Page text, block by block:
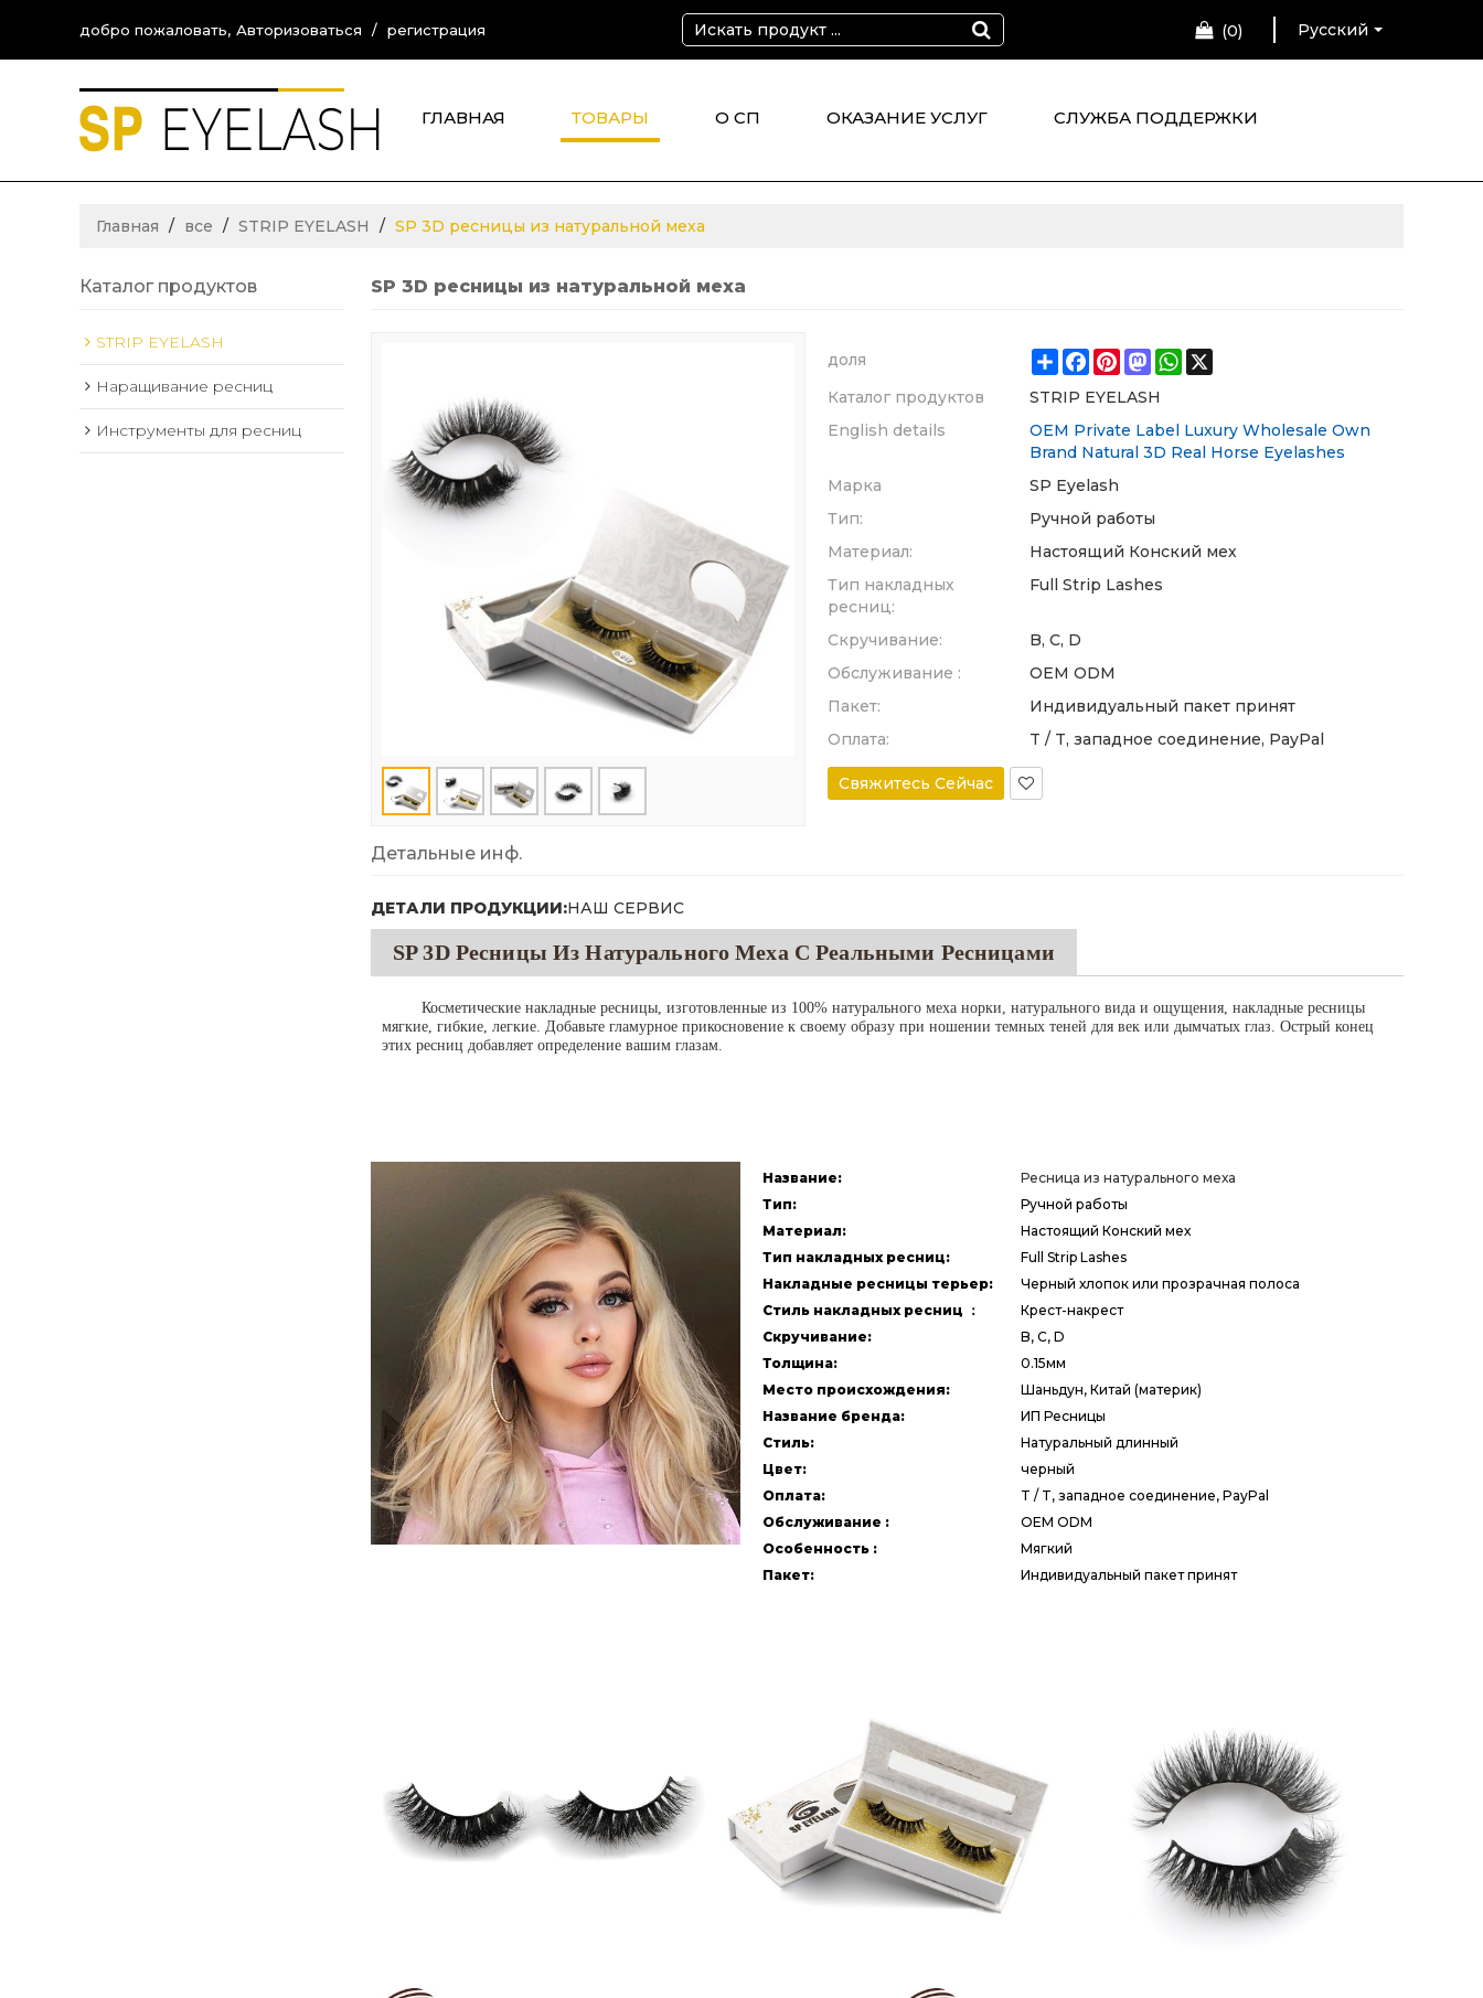
добро пожаловать, Авторизоваться / регистрация 0 Русский
ГЛАВНАЯ ТОВАРЫ О СП ОКАЗАНИЕ УСЛУГ СЛУЖБА ПОДДЕРЖКИ
Главная / все / STRIP EYELASH / SP 3D ресницы из натуральной меха
Каталог продуктов
STRIP EYELASH
Наращивание ресниц
Инструменты для ресниц
SP 3D ресницы из натуральной меха
доля ShareFacebook
Pinterest
Mastodon
WhatsApp
X
Каталог продуктов
STRIP EYELASH
English details
OEM Private Label Luxury Wholesale Own
Brand Natural 3D Real Horse Eyelashes
Марка
SP Eyelash
Тип:
Ручной работы
Материал:
Настоящий Конский мех
Тип накладных
ресниц:
Full Strip Lashes
Скручивание:
B, C, D
Обслуживание :
OEM ODM
Пакет:
Индивидуальный пакет принят
Оплата:
T / T, западное соединение, PayPal
Свяжитесь Сейчас
Детальные инф.
ДЕТАЛИ ПРОДУКЦИИ:НАШ СЕРВИС
SP 3D Ресницы Из Натурального Меха С Реальными Ресницами
Косметические накладные ресницы, изготовленные из 100% натурального меха норки, натурального вида и ощущения, накладные ресницы
мягкие, гибкие, легкие. Добавьте гламурное прикосновение к своему образу при ношении темных теней для век или дымчатых глаз. Острый конец
этих ресниц добавляет определение вашим глазам.
Название:
Ресница из натурального меха
Тип:
Ручной работы
Материал:
Настоящий Конский мех
Тип накладных ресниц:
Full Strip Lashes
Накладные ресницы терьер:
Черный хлопок или прозрачная полоса
Стиль накладных ресниц ：
Крест-накрест
Скручивание:
B, C, D
Толщина:
0.15мм
Место происхождения:
Шаньдун, Китай (материк)
Название бренда:
ИП Ресницы
Стиль:
Натуральный длинный
Цвет:
черный
Оплата:
T / T, западное соединение, PayPal
Обслуживание :
OEM ODM
Особенность :
Мягкий
Пакет:
Индивидуальный пакет принят